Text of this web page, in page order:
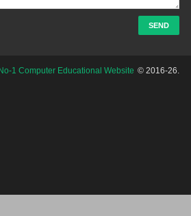
1 Computer Educational Website © 2016-26.